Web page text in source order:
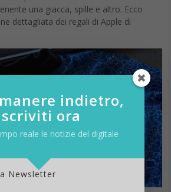
una giacca, spille e altro. Ecco
dettagliata dei regali di Apple di
indietro,
ora
reale le notizie del digitale
Newsletter